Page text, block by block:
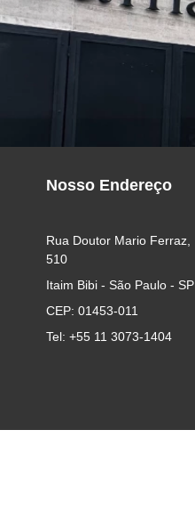
Nosso Endereço
Rua Doutor Mario Ferraz,
510
Itaim Bibi - São Paulo - SP
CEP: 01453-011
Tel: +55 11 3073-1404